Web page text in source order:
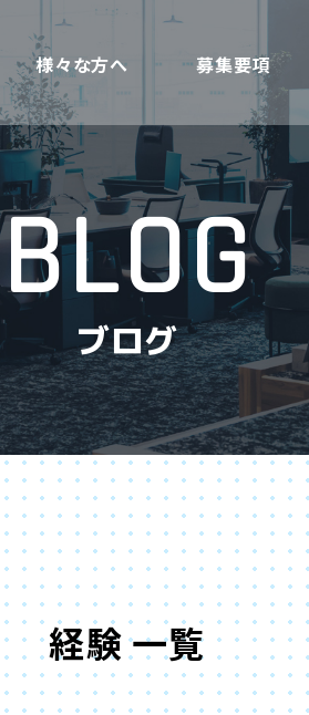
様々な方へ 募集要項
BLOG
ブログ
経験 一覧